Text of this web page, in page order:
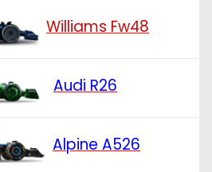
Williams Fw48
Audi R26
Alpine A526